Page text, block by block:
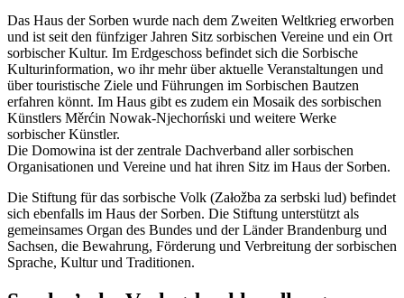
Das Haus der Sorben wurde nach dem Zweiten Weltkrieg erworben
und ist seit den fünfziger Jahren Sitz sorbischen Vereine und ein Ort
sorbischer Kultur. Im Erdgeschoss befindet sich die Sorbische
Kulturinformation, wo ihr mehr über aktuelle Veranstaltungen und
über touristische Ziele und Führungen im Sorbischen Bautzen
erfahren könnt. Im Haus gibt es zudem ein Mosaik des sorbischen
Künstlers Měrćin Nowak-Njechorński und weitere Werke
sorbischer Künstler.
Die Domowina ist der zentrale Dachverband aller sorbischen
Organisationen und Vereine und hat ihren Sitz im Haus der Sorben.
Die Stiftung für das sorbische Volk (Załožba za serbski lud) befindet
sich ebenfalls im Haus der Sorben. Die Stiftung unterstützt als
gemeinsames Organ des Bundes und der Länder Brandenburg und
Sachsen, die Bewahrung, Förderung und Verbreitung der sorbischen
Sprache, Kultur und Traditionen.